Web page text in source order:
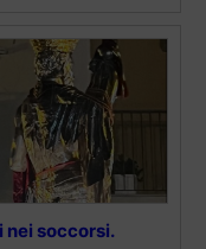
nei soccorsi.